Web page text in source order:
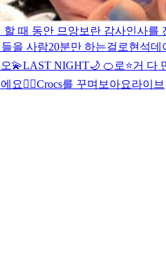
할 때 동안 므앙보란 감사인사를
들을 사람20분만 하는걸로현석데
💫LAST NIGHT🌙 🍊로⭐️거 다
요👍🏼Crocs를 꾸며보아요라이브